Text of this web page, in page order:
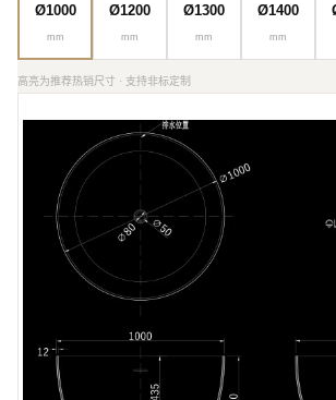
Ø1000
mm
Ø1200
mm
Ø1300
mm
Ø1400
mm
高亮为推荐热销尺寸 · 支持非标定制